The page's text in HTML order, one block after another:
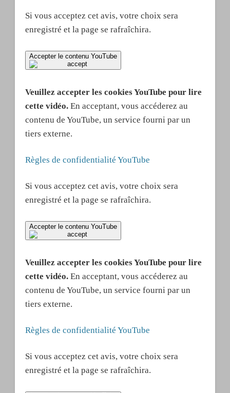
Si vous acceptez cet avis, votre choix sera
enregistré et la page se rafraîchira.
Accepter le contenu YouTube
Veuillez accepter les cookies YouTube pour lire
cette vidéo.En acceptant, vous accéderez au
contenu de YouTube, un service fourni par un
tiers externe.
Règles de confidentialité YouTube
Si vous acceptez cet avis, votre choix sera
enregistré et la page se rafraîchira.
Accepter le contenu YouTube
Veuillez accepter les cookies YouTube pour lire
cette vidéo.En acceptant, vous accéderez au
contenu de YouTube, un service fourni par un
tiers externe.
Règles de confidentialité YouTube
Si vous acceptez cet avis, votre choix sera
enregistré et la page se rafraîchira.